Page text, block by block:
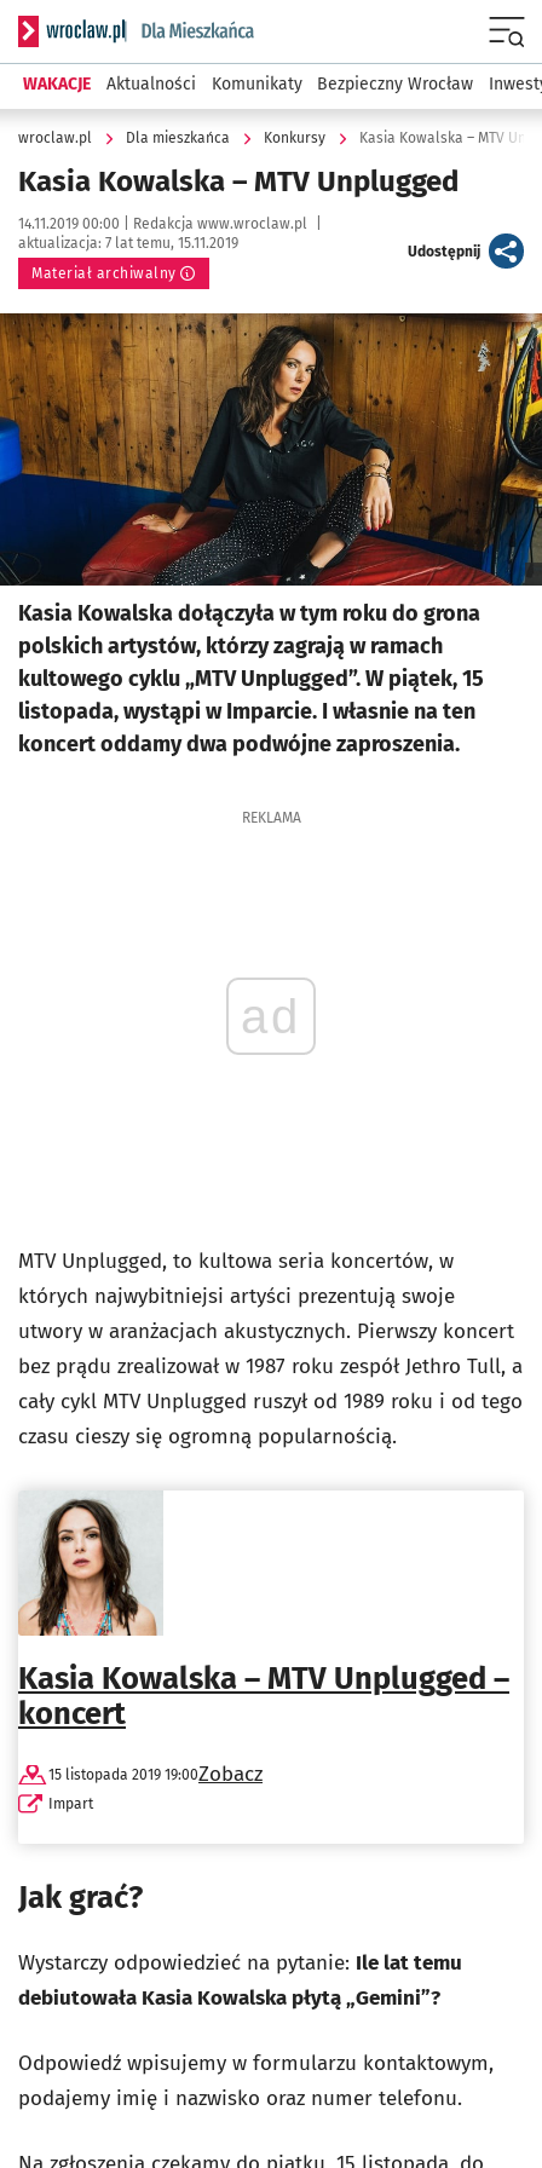
Serwis informacyjny wroclaw.pl podserwis: Dla mieszkańca
WAKACJE Aktualności Komunikaty Bezpieczny Wrocław
wroclaw.pl Dla mieszkańca Konkursy Kasia Kowalska – MTV
Kasia Kowalska – MTV Unplugged
Data publikacji:
14.11.2019 00:00 | Autor:
Redakcja www.wroclaw.pl
aktualizacja: 7 lat temu, 15.11.2019
Materiał archiwalny
Udostępnijartykuł
Kliknij, aby powiększyć
Kasia Kowalska dołączyła w tym roku do grona
polskich artystów, którzy zagrają w ramach
kultowego cyklu „MTV Unplugged”. W piątek, 15
listopada, wystąpi w Imparcie. I własnie na ten
koncert oddamy dwa podwójne zaproszenia.
REKLAMA
ad
MTV Unplugged, to kultowa seria koncertów, w
których najwybitniejsi artyści prezentują swoje
utwory w aranżacjach akustycznych. Pierwszy koncert
bez prądu zrealizował w 1987 roku zespół Jethro Tull, a
cały cykl MTV Unplugged ruszył od 1989 roku i od tego
czasu cieszy się ogromną popularnością.
Kasia Kowalska – MTV Unplugged –
koncert
15 listopada 2019 19:00
Impart
Zobacz
Jak grać?
Wystarczy odpowiedzieć na pytanie: Ile lat temu
debiutowała Kasia Kowalska płytą „Gemini”?
Odpowiedź wpisujemy w formularzu kontaktowym,
podajemy imię i nazwisko oraz numer telefonu.